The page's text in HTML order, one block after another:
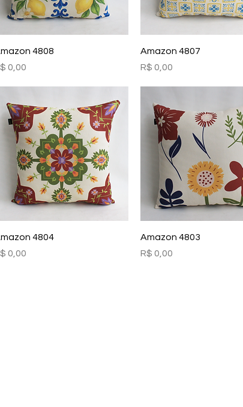
Visualização rápida
4808
0,00
Visualização rápida
Amazon 4807
Preço
R$ 0,00
Visualização rápida
4804
0,00
Visualização rápida
Amazon 4803
Preço
R$ 0,00